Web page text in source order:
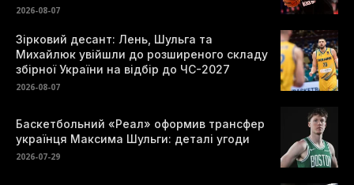
2026-08-07
Зірковий десант: Лень, Шульга та
Михайлюк увійшли до розширеного складу
збірної України на відбір до ЧС-2027
2026-08-07
Баскетбольний «Реал» оформив трансфер
українця Максима Шульги: деталі угоди
2026-07-29